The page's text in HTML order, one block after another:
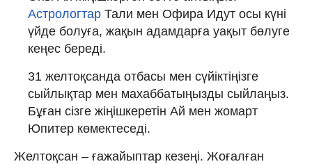
Астрологтар Тали мен Офира Идут осы күні
үйде болуға, жақын адамдарға уақыт бөлуге
кеңес береді.
31 желтоқсанда отбасы мен сүйіктіңізге
сыйлықтар мен махаббатыңызды сыйлаңыз.
Бұған сізге жіңішкеретін Ай мен жомарт
Юпитер көмектеседі.
Желтоқсан – ғажайыптар кезеңі. Жоғалған